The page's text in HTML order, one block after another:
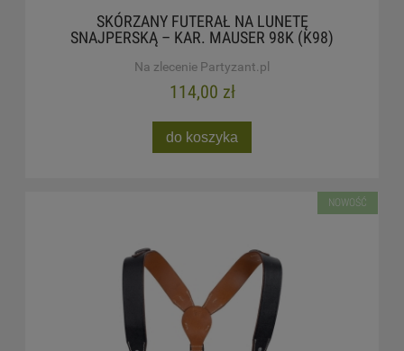
SKÓRZANY FUTERAŁ NA LUNETĘ
SNAJPERSKĄ – KAR. MAUSER 98K (K98)
Na zlecenie Partyzant.pl
114,00 zł
do koszyka
NOWOŚĆ